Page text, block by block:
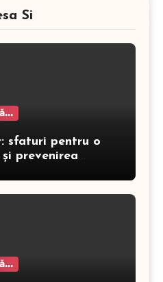
Si
sfaturi pentru o
prevenirea